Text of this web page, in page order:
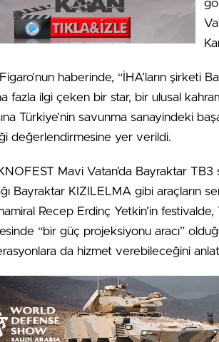
haberinde, “İHA’ların şirketi
fazla ilgi çeken bir star, bir ulusal
Türkiye’nin savunma sanayindeki
değerlendirmesine yer verildi.
Mavi Vatan’da Bayraktar TB3
Bayraktar KIZILELMA gibi araçların
Recep Erdinç Yetkin’in festivalde,
“bir güç projeksiyonu aracı”
da hizmet verebileceğini